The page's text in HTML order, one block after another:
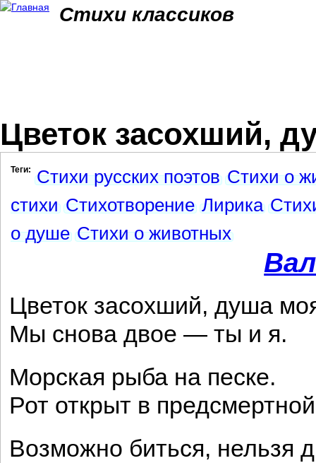
Стихи классиков
Цветок засохший,
Теги: Стихи русских поэтов Стихи о
стихи Стихотворение Лирика
о душе Стихи о животных
Цветок засохший, душа
Мы снова двое — ты и я.
Морская рыба на песке.
Рот открыт в
Возможно биться, нельзя